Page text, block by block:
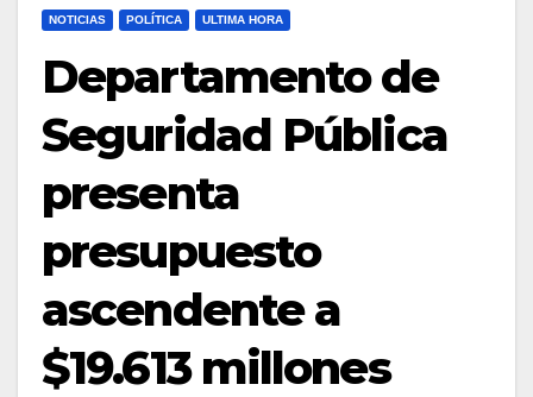
NOTICIAS POLÍTICA ULTIMA HORA
Departamento de
Seguridad Pública
presenta
presupuesto
ascendente a
$19.613 millones